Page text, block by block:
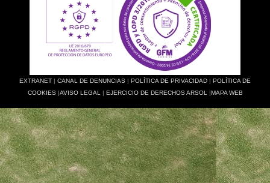
EXTRANET | CANAL DE DENUNCIAS | POLÍTICA DE PRIVACIDAD | POLÍTICA DE
COOKIES|AVISO LEGAL | EJERCICIO DE DERECHOS ARSOL |MAPA WEB